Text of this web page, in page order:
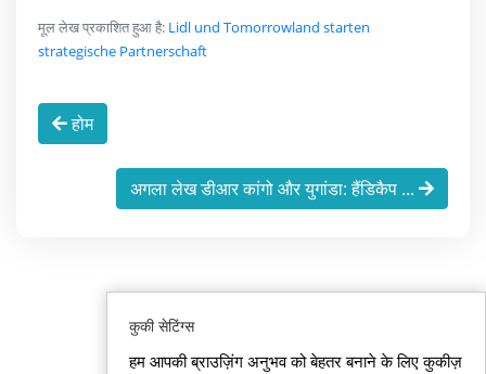
मूल लेख प्रकाशित हुआ है: Lidl und Tomorrowland starten
strategische Partnerschaft
होम
अगला लेख डीआर कांगो और युगांडा: हैंडिकैप ...
कुकी सेटिंग्स
हम आपकी ब्राउज़िंग अनुभव को बेहतर बनाने के लिए कुकीज़